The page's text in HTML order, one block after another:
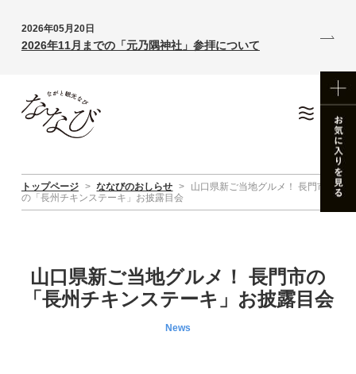
2026年05月20日
2026年11月までの「元乃隅神社」参拝について
トップページ > ななびのおしらせ >
山口県新ご当地グルメ！ 長門市
の「長州チキンステーキ」お披露目会
山口県新ご当地グルメ！ 長門市の
「長州チキンステーキ」お披露目会
News